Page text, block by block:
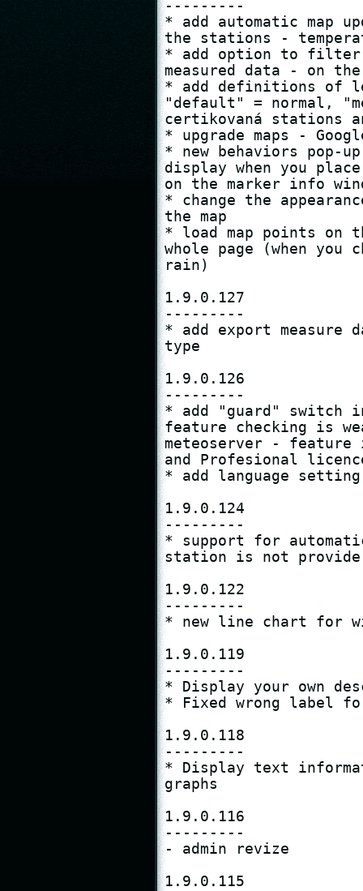
---------
* add automatic map
the stations -
* add option to filter
measured data - on
* add definitions of
"default" = normal,
certikovaná stations
* upgrade maps -
* new behaviors pop-
display when you
on the marker info
* change the
the map
* load map points on
whole page (when you
rain)
1.9.0.127
---------
* add export
type
1.9.0.126
---------
* add "guard" switch
feature checking is
meteoserver -
and Profesional
* add language
1.9.0.124
---------
* support for
station is not provide
1.9.0.122
---------
* new line chart for
1.9.0.119
---------
* Display your own
* Fixed wrong label
1.9.0.118
---------
* Display text
graphs
1.9.0.116
---------
- admin revize
1.9.0.115